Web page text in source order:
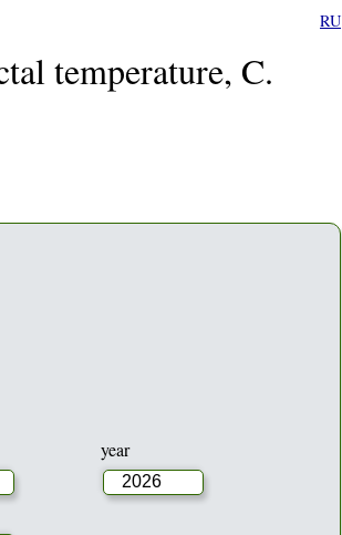
RU
temperature, C.
year